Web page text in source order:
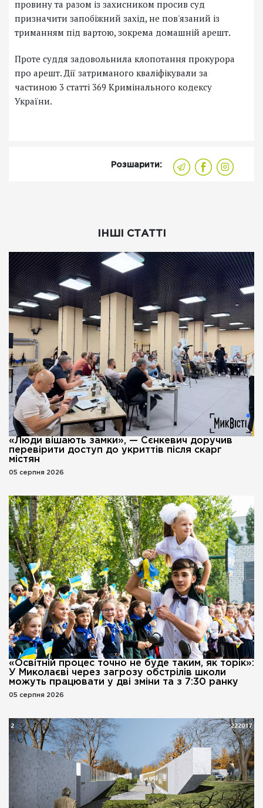
провину та разом із захисником просив суд
призначити запобіжний захід, не пов'язаний із
триманням під вартою, зокрема домашній арешт.
Проте суддя задовольнила клопотання прокурора
про арешт. Дії затриманого кваліфікували за
частиною 3 статті 369 Кримінального кодексу
України.
Розшарити:
ІНШІ СТАТТІ
«Люди вішають замки», — Сєнкевич доручив
перевірити доступ до укриттів після скарг
містян
05 серпня 2026
«Освітній процес точно не буде таким, як торік»:
У Миколаєві через загрозу обстрілів школи
можуть працювати у дві зміни та з 7:30 ранку
05 серпня 2026